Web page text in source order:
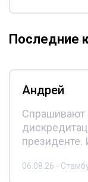
Последние
Андрей
Спрашивают
президенте.
06.08.26 -